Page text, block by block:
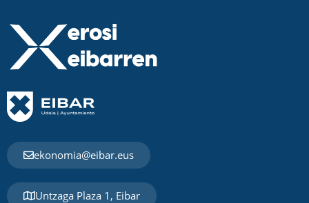
ekonomia@eibar.eus
Untzaga Plaza 1, Eibar